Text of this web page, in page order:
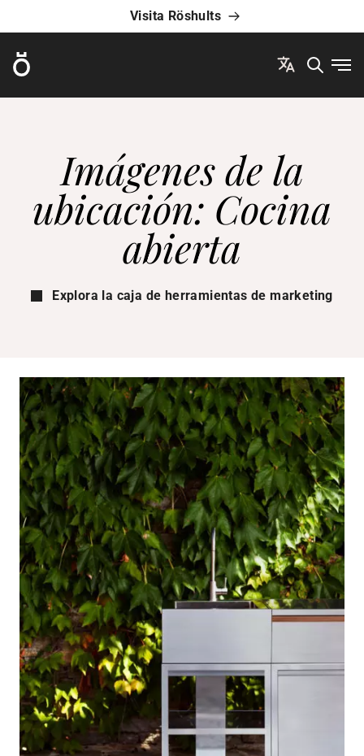
Visita Röshults
Röshults
Imágenes de la
ubicación: Cocina
abierta
Explora la caja de herramientas de marketing